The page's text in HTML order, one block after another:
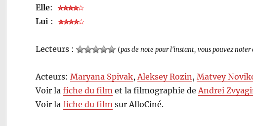
Elle:
Lui :
Lecteurs : (pas de note pour l'instant, vous pouvez noter
Acteurs:Maryana Spivak, Aleksey Rozin ,Matvey
Voir lafiche du film et la filmographie de Andrei
Voir lafiche du film sur AlloCiné.